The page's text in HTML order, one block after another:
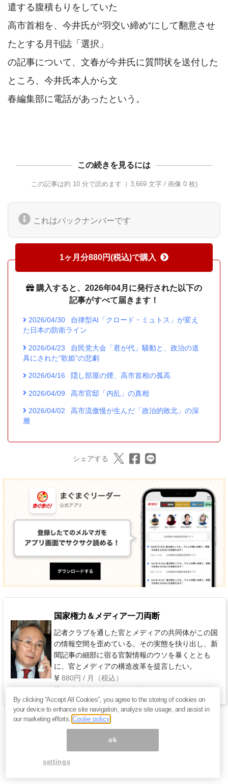
遣する腹積もりをしていた
高市首相を、今井氏が“羽交い締め”にして翻意させ
たとする月刊誌「選択」
の記事について、文春が今井氏に質問状を送付した
ところ、今井氏本人から文
春編集部に電話があったという。
この続きを見るには
この記事は約 10 分で読めます（ 3,669 文字 / 画像 0 枚)
これはバックナンバーです
1ヶ月分880円(税込)で購入
購入すると、2026年04月に発行された以下の
記事がすべて届きます！
2026/04/30
自律型AI「クロード・ミュトス」が変え
た日本の防衛ライン
2026/04/23
自民党大会「君が代」騒動と、政治の道
具にされた“歌姫”の悲劇
2026/04/16 隠し部屋の煙、高市首相の孤高
2026/04/09 高市官邸「内乱」の真相
2026/04/02
高市流傲慢が生んだ「政治的敗北」の深
層
シェアする
国家権力＆メディア一刀両断
記者クラブを通した官とメディアの共同体がこの国
の情報空間を歪めている。その実態を抉り出し、新
聞記事の細部に宿る官製情報のウソを暴くととも
に、官とメディアの構造改革を提言したい。
880円 / 月（税込）
By clicking “Accept All Cookies”, you agree to the storing of cookies on
your device to enhance site navigation, analyze site usage, and assist in
our marketing efforts.Coolie policy
ok
settings